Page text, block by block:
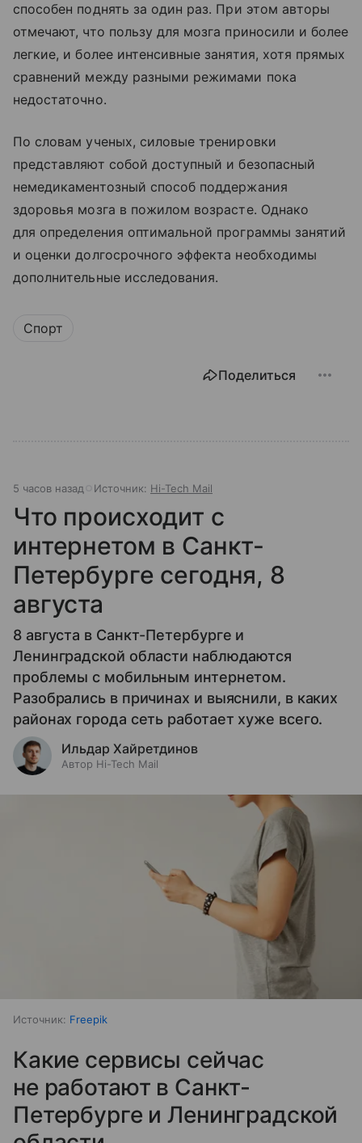
способен поднять за один раз. При этом авторы
отмечают, что пользу для мозга приносили и более
легкие, и более интенсивные занятия, хотя прямых
сравнений между разными режимами пока
недостаточно.
По словам ученых, силовые тренировки
представляют собой доступный и безопасный
немедикаментозный способ поддержания
здоровья мозга в пожилом возрасте. Однако
для определения оптимальной программы занятий
и оценки долгосрочного эффекта необходимы
дополнительные исследования.
Спорт
Поделиться
5 часов назад Источник: Hi-Tech Mail
Что происходит с
интернетом в Санкт-
Петербурге сегодня, 8
августа
8 августа в Санкт-Петербурге и
Ленинградской области наблюдаются
проблемы с мобильным интернетом.
Разобрались в причинах и выяснили, в каких
районах города сеть работает хуже всего.
Ильдар Хайретдинов
Автор Hi-Tech Mail
Источник: Freepik
Какие сервисы сейчас
не работают в Санкт-
Петербурге и Ленинградской